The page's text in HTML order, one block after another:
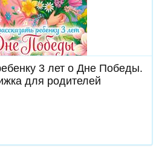
Скачать
3 лет о Дне Победы.
для родителей